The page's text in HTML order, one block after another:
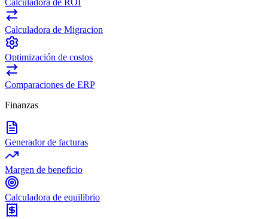
Calculadora de ROI
Calculadora de Migracion
Optimización de costos
Comparaciones de ERP
Finanzas
Generador de facturas
Margen de beneficio
Calculadora de equilibrio